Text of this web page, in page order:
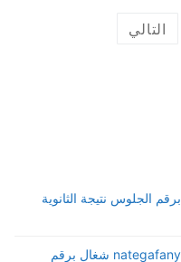
التالي
معرفة نتيجة الصف الثالث الثانوي 2026 برقم الجلوس نتيجة الثانوية
رابط نتيجة الدبلومات الفنية 2026 nategafany.emis شغال برقم